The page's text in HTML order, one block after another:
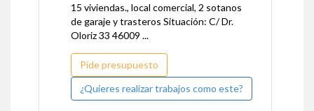
15 viviendas., local comercial, 2 sotanos
de garaje y trasteros Situación: C/ Dr.
Oloriz 33 46009 ...
Pide presupuesto
¿Quieres realizar trabajos como este?